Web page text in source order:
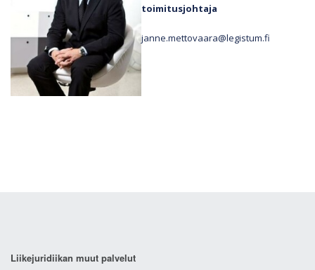
toimitusjohtaja
janne.mettovaara@legistum.fi
Liikejuridiikan muut palvelut